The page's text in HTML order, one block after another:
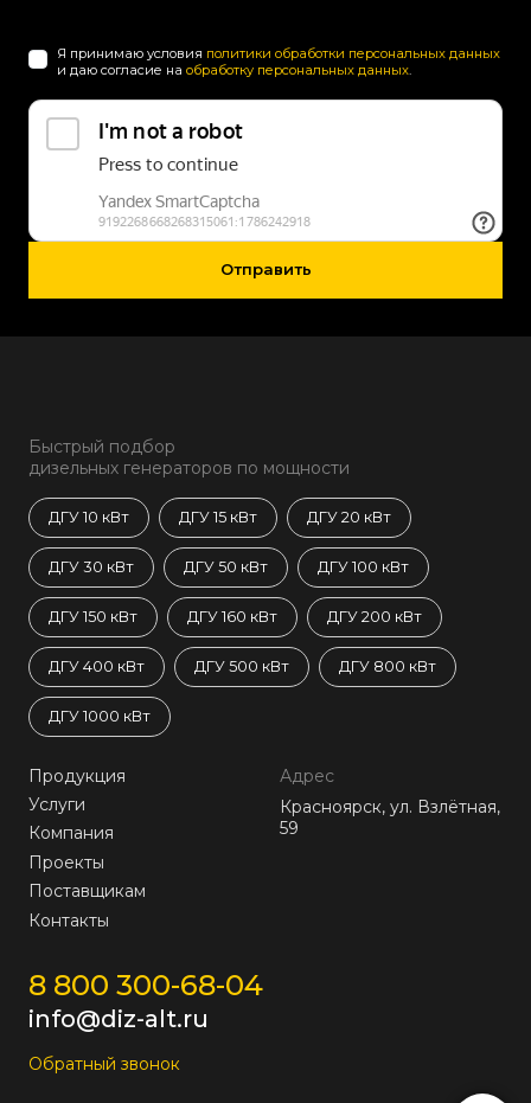
Я принимаю условия политики обработки персональных данных
и даю согласие на обработку персональных данных
Отправить
Быстрый подбор
дизельных генераторов по мощности
ДГУ 10 кВт ДГУ 15 кВт ДГУ 20 кВт
ДГУ 30 кВт ДГУ 50 кВт ДГУ 100 кВт
ДГУ 150 кВт ДГУ 160 кВт ДГУ 200 кВт
ДГУ 400 кВт ДГУ 500 кВт ДГУ 800 кВт
ДГУ 1000 кВт
Продукция
Услуги
Компания
Проекты
Поставщикам
Контакты
Адрес
Красноярск, ул. Взлётная,
59
8 800 300-68-04
info@diz-alt.ru
Обратный звонок